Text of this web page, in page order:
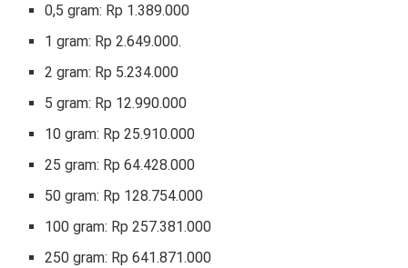
0,5 gram: Rp 1.389.000
1 gram: Rp 2.649.000.
‎2 gram: Rp 5.234.000 ‎
5 gram: Rp 12.990.000
‎10 gram: Rp 25.910.000
‎25 gram: Rp 64.428.000 ‎
50 gram: Rp 128.754.000
‎100 gram: Rp 257.381.000
‎250 gram: Rp 641.871.000